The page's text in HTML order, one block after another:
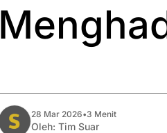
28 Mar 2026•3 Menit
Oleh: Tim Suar